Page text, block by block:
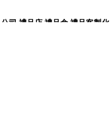
禮品店,禮品盒,禮品客製化